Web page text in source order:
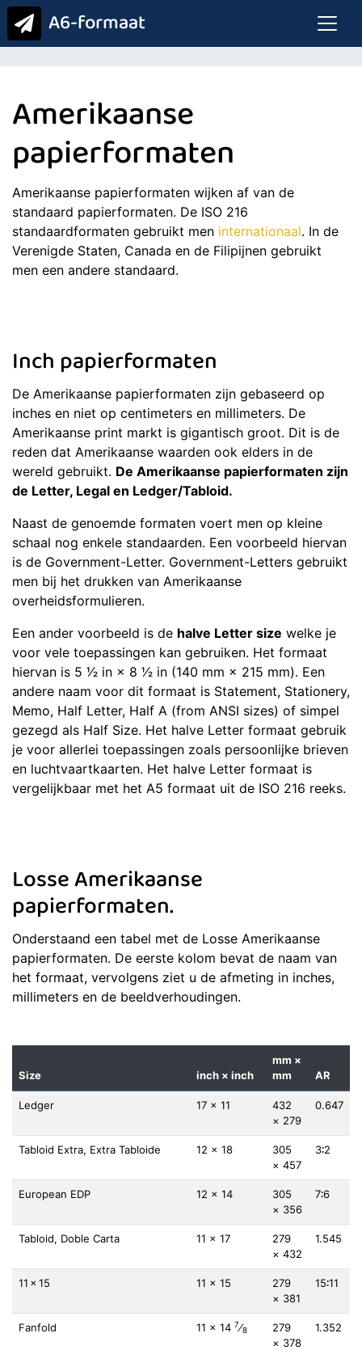
A6-formaat
Amerikaanse
papierformaten
Amerikaanse papierformaten wijken af van de
standaard papierformaten. De ISO 216
standaardformaten gebruikt men internationaal. In de
Verenigde Staten, Canada en de Filipijnen gebruikt
men een andere standaard.
Inch papierformaten
De Amerikaanse papierformaten zijn gebaseerd op
inches en niet op centimeters en millimeters. De
Amerikaanse print markt is gigantisch groot. Dit is de
reden dat Amerikaanse waarden ook elders in de
wereld gebruikt. De Amerikaanse papierformaten zijn
de Letter, Legal en Ledger/Tabloid.
Naast de genoemde formaten voert men op kleine
schaal nog enkele standaarden. Een voorbeeld hiervan
is de Government-Letter. Government-Letters gebruikt
men bij het drukken van Amerikaanse
overheidsformulieren.
Een ander voorbeeld is de halve Letter size welke je
voor vele toepassingen kan gebruiken. Het formaat
hiervan is 5 1⁄2 in × 8 1⁄2 in (140 mm × 215 mm). Een
andere naam voor dit formaat is Statement, Stationery,
Memo, Half Letter, Half A (from ANSI sizes) of simpel
gezegd als Half Size. Het halve Letter formaat gebruik
je voor allerlei toepassingen zoals persoonlijke brieven
en luchtvaartkaarten. Het halve Letter formaat is
vergelijkbaar met het A5 formaat uit de ISO 216 reeks.
Losse Amerikaanse
papierformaten.
Onderstaand een tabel met de Losse Amerikaanse
papierformaten. De eerste kolom bevat de naam van
het formaat, vervolgens ziet u de afmeting in inches,
millimeters en de beeldverhoudingen.
Size inch × inch
mm ×
mm
AR
Ledger 17 × 11
432
× 279
0.647
Tabloid Extra, Extra Tabloide 12 × 18
305
× 457
3∶2
European EDP 12 × 14
305
× 356
7∶6
Tabloid, Doble Carta 11 × 17
279
× 432
1.545
11 × 15 11 × 15
279
× 381
15∶11
Fanfold 11 × 14 7⁄8
279
× 378
1.352